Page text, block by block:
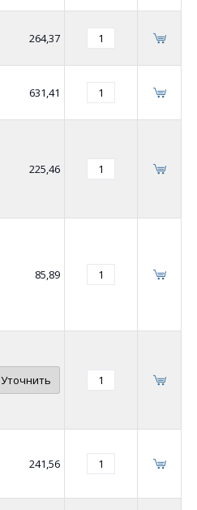
264,37
631,41
225,46
85,89
Уточнить
241,56